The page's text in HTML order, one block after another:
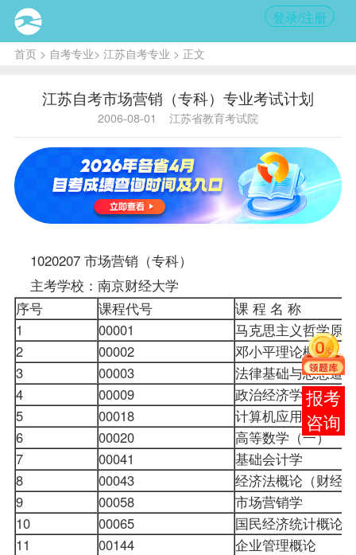
登录/注册
首页> 自考专业> 江苏自考专业 > 正文
江苏自考市场营销（专科）专业考试计划
2006-08-01 江苏省教育考试院
1020207 市场营销（专科）
主考学校：南京财经大学
序号 课程代号
课 程 名 称
1
00001
马克思主义哲学
2
00002
邓小平理论概论
3
00003
法律基础与思想
4
00009
政治经济学（财经
5
00018 计算机应用基础（
6
00020
高等数学（一）
7
00041 基础会计学
8
00043
经济法概论（财经
9
00058
市场营销学
10
00065
国民经济统计概论
11
00144
企业管理概论
报考
咨询